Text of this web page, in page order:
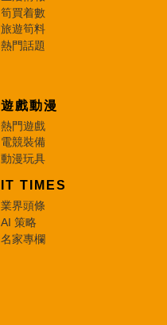
筍買着數
旅遊筍料
熱門話題
遊戲動漫
熱門遊戲
電競裝備
動漫玩具
IT TIMES
業界頭條
AI 策略
名家專欄